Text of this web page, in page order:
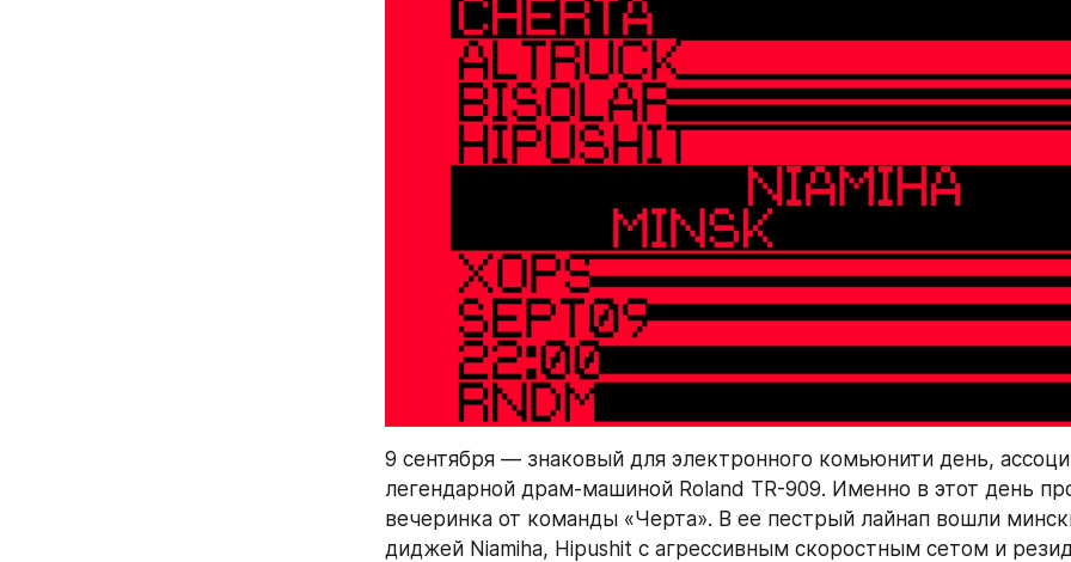
9 сентября — знаковый для электронного комьюнити день,
легендарной драм-машиной Roland TR-909. Именно в этот день
вечеринка от команды «Черта». В ее пестрый лайнап вошли
диджей Niamiha, Hipushit с агрессивным скоростным сетом и